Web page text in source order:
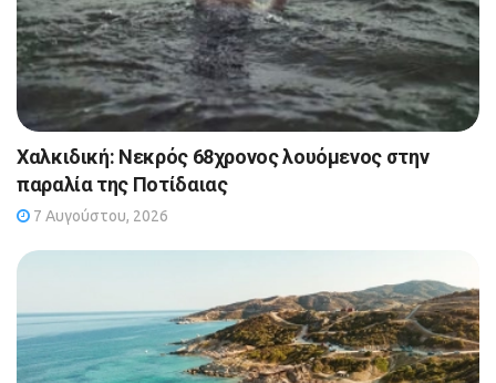
Χαλκιδική: Νεκρός 68χρονος λουόμενος στην
παραλία της Ποτίδαιας
7 Αυγούστου, 2026